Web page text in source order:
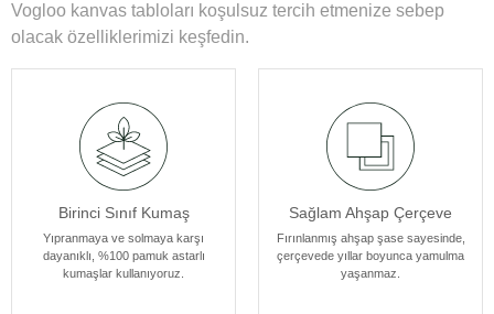
Yüksek Çözünürlüklü Baskılarımız
Modern teknolojiye sahip özel makineler kullanılarak üretilir. Bu
baskı sonrası uyguladığımız özel yüzey koruyucu ile tablolar,
canlılıklarını her zaman korur ve duvarlarınızı güzelleştirir.
Kenar Baskısıyla Tablolarımızın Kenar Kısımları
Resmin dokusu ve renklerinin zarif bir şekilde devam ettiği özel bir
tasarıma sahiptir. Bu detay, tablolarımızı ek çerçeve ihtiyacı
olmadan asılabilir kılar, böylece sanat eserleriniz odanızın
atmosferine mükemmel bir şekilde uyum sağlar. Her bir tablomuz,
Vogloo kanvas tabloları koşulsuz tercih etmenize sebep
olacak özelliklerimizi keşfedin.
Birinci Sınıf Kumaş
Yıpranmaya ve solmaya karşı
dayanıklı, %100 pamuk astarlı
kumaşlar kullanıyoruz.
Sağlam Ahşap Çerçeve
Fırınlanmış ahşap şase sayesinde,
çerçevede yıllar boyunca yamulma
yaşanmaz.